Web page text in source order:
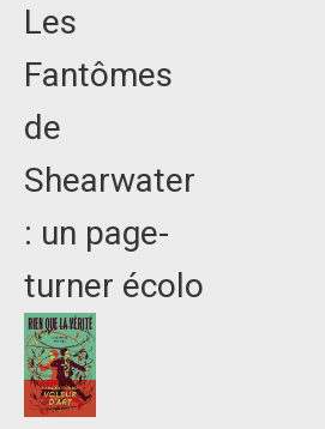
Les
Fantômes
de
Shearwater
: un page-
turner écolo